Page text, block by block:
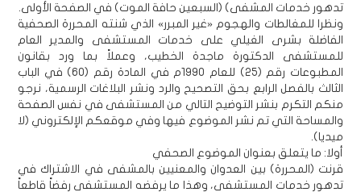
تدهور خدمات المشفى) (السبعين حافة الموت) في الصفحة الأولى.
ونظرا للمغالطات والهجوم «غير المبرر» الذي شنته المحررة الصحفية
الفاضلة بشرى الغيلي على خدمات المستشفى والمدير العام
للمستشفى الدكتورة ماجدة الخطيب، وعملاً بما ورد بقانون
المطبوعات رقم (25) للعام 1990م في المادة رقم (60) في الباب
الثالث بالفصل الرابع بحق التصحيح والرد ونشر البلاغات الرسمية، نرجو
منكم التكرم بنشر التوضيح التالي من المستشفى في نفس الصفحة
والمساحة التي تم نشر الموضوع فيها وفي موقعكم الإلكتروني (لا
ميديا).
أولا: ما يتعلق بعنوان الموضوع الصحفي
قرنت (المحررة) بين العدوان والمعنيين بالمشفى في الاشتراك في
تدهور خدمات المستشفى، وهذا ما يرفضه المستشفى رفضاً قاطعاً